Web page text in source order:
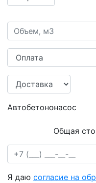
Автобетононасос
Общая
Я даю согласие на